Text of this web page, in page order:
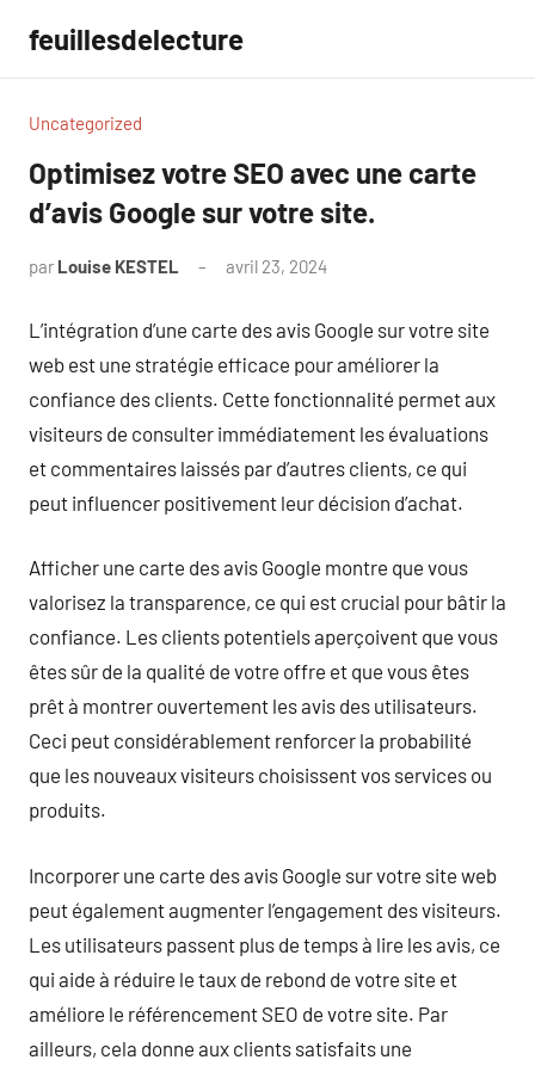
contenu
feuillesdelecture
Uncategorized
Optimisez votre SEO avec une carte
d’avis Google sur votre site.
par Louise KESTEL avril 23, 2024
L’intégration d’une carte des avis Google sur votre site
web est une stratégie efficace pour améliorer la
confiance des clients. Cette fonctionnalité permet aux
visiteurs de consulter immédiatement les évaluations
et commentaires laissés par d’autres clients, ce qui
peut influencer positivement leur décision d’achat.
Afficher une carte des avis Google montre que vous
valorisez la transparence, ce qui est crucial pour bâtir la
confiance. Les clients potentiels aperçoivent que vous
êtes sûr de la qualité de votre offre et que vous êtes
prêt à montrer ouvertement les avis des utilisateurs.
Ceci peut considérablement renforcer la probabilité
que les nouveaux visiteurs choisissent vos services ou
produits.
Incorporer une carte des avis Google sur votre site web
peut également augmenter l’engagement des visiteurs.
Les utilisateurs passent plus de temps à lire les avis, ce
qui aide à réduire le taux de rebond de votre site et
améliore le référencement SEO de votre site. Par
ailleurs, cela donne aux clients satisfaits une